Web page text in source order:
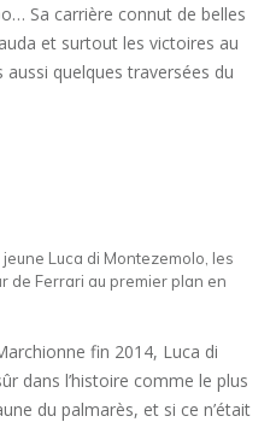
Sa carrière connut de belles
et surtout les victoires au
quelques traversées du
Luca di Montezemolo, les
de Ferrari au premier plan en
fin 2014, Luca di
dans l’histoire comme le plus
du palmarès, et si ce n’était